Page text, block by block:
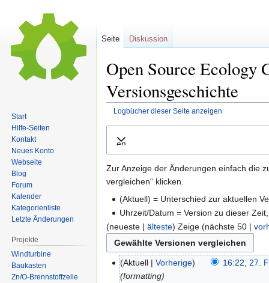
Open Source Ecology
Versionsgeschichte
Logbücher dieser Seite anzeigen
Navigation
Suche
Ausklappen
Zur Anzeige der Änderungen einfach die
vergleichen“ klicken.
(Aktuell) = Unterschied zur aktuellen
Uhrzeit/Datum = Version zu dieser
(neueste | älteste) Zeige (nächste 50 |
Aktuell Vorherige
16:22, 27.
formatting
Seite Diskussion
Start
Hilfe-Seiten
Kontakt
Neues Konto
Webseite
Blog
Forum
Kalender
Kategorienliste
Letzte Änderungen
Projekte
Windturbine
Baukasten
Zn/O-Brennstoffzelle